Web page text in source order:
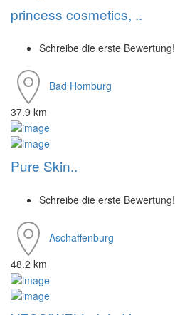
princess cosmetics, ..
Schreibe die erste Bewertung!
Bad Homburg
37.9 km
Pure Skin..
Schreibe die erste Bewertung!
Aschaffenburg
48.2 km